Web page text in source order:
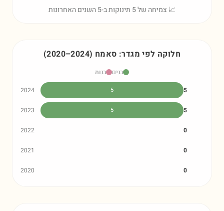
📈 צמיחה של 5 תינוקות ב-5 השנים האחרונות
חלוקה לפי מגדר: סאמח (2020–2024)
בנים
בנות
2024
5 5
2023 5 5
2022 0
2021 0
2020 0